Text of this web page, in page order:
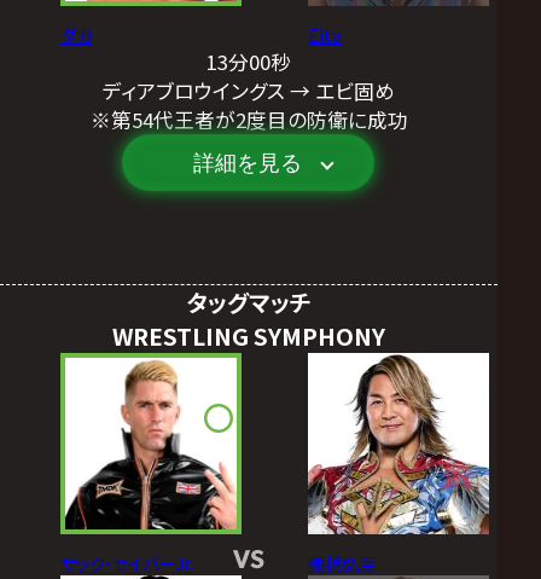
ダガ Eita
13分00秒
ディアブロウイングス → エビ固め
※第54代王者が2度目の防衛に成功
詳細を見る
タッグマッチ
WRESTLING SYMPHONY
ザック・セイバーJr. VS 棚橋弘至